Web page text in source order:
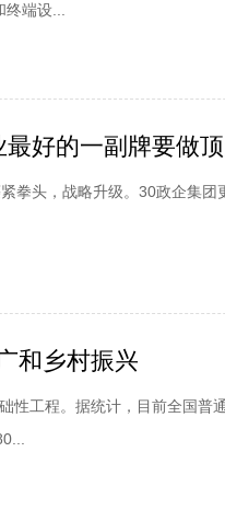
端设...
好的一副牌要做
拳头，战略升级。30政企集
和乡村振兴
性工程。据统计，目前全国普